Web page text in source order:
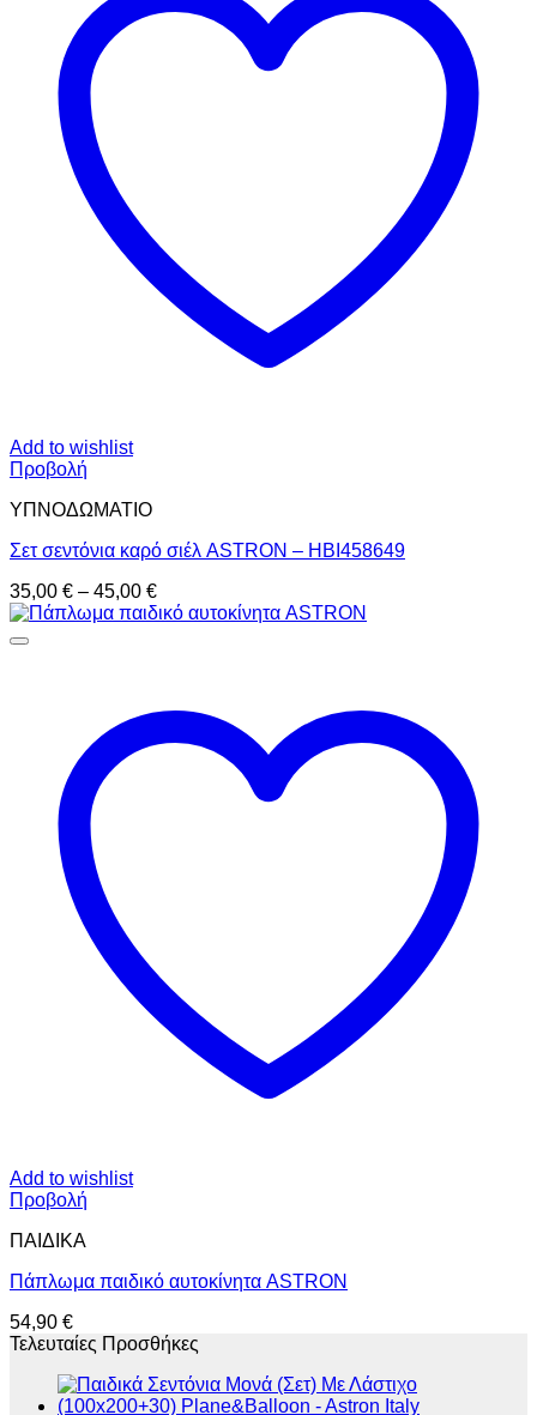
Add to wishlist
Προβολή
ΥΠΝΟΔΩΜΑΤΙO
Σετ σεντόνια καρό σιέλ ASTRON – HBI458649
35,00 € – 45,00 €Price
range:
Add to wishlist
Προβολή
ΠΑΙΔΙΚΑ
Πάπλωμα παιδικό αυτοκίνητα ASTRON
54,90 €
Τελευταίες Προσθήκες